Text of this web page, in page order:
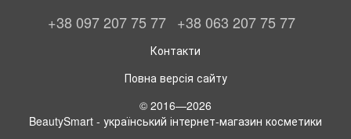
+38 097 207 75 77 +38 063 207 75 77
Контакти
Повна версія сайту
© 2016—2026
BeautySmart - український інтернет-магазин косметики